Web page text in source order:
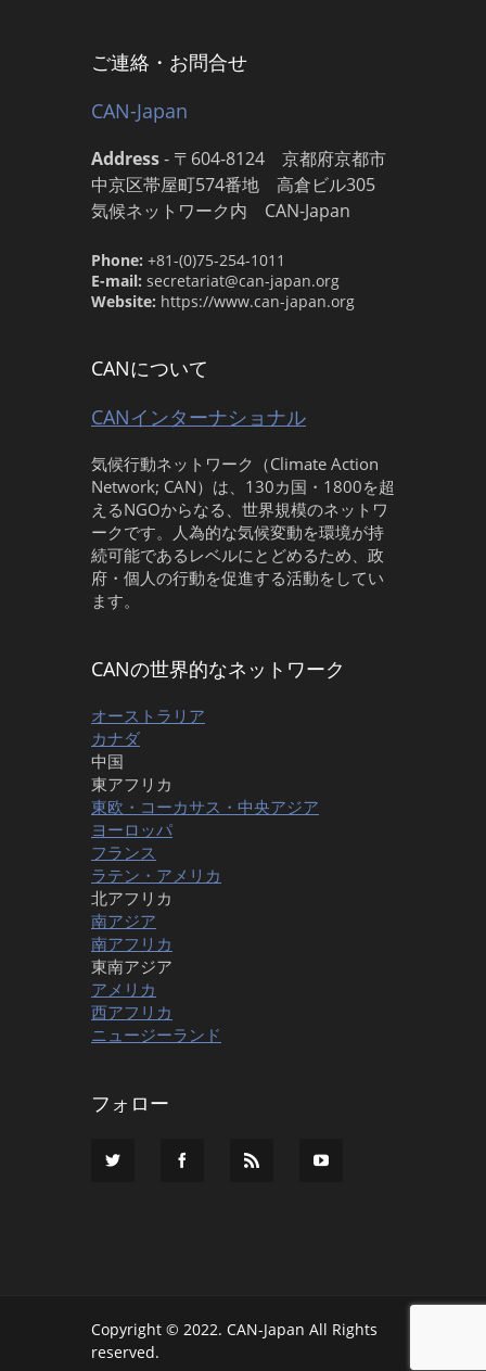
ご連絡・お問合せ
CAN-Japan
Address- 〒604-8124 京都府京都市
中京区帯屋町574番地 高倉ビル305
気候ネットワーク内 CAN-Japan
Phone: +81-(0)75-254-1011
E-mail: secretariat@can-japan.org
Website: https://www.can-japan.org
CANについて
CANインターナショナル
気候行動ネットワーク（Climate Action
Network; CAN）は、130カ国・1800を超
えるNGOからなる、世界規模のネットワ
ークです。人為的な気候変動を環境が持
続可能であるレベルにとどめるため、政
府・個人の行動を促進する活動をしてい
ます。
CANの世界的なネットワーク
オーストラリア
カナダ
中国
東アフリカ
東欧・コーカサス・中央アジア
ヨーロッパ
フランス
ラテン・アメリカ
北アフリカ
南アジア
南アフリカ
東南アジア
アメリカ
西アフリカ
ニュージーランド
フォロー
Copyright © 2022. CAN-Japan All Rights
reserved.